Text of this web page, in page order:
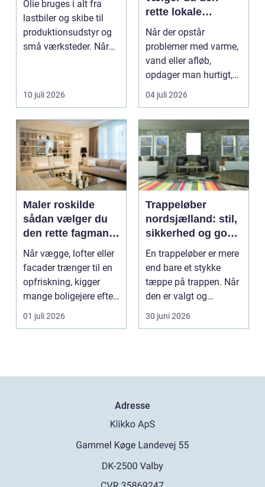
Olie bruges i alt fra
lastbiler og skibe til
produktionsudstyr og
små værksteder. Når
10 juli 2026
rette lokale
installatør
Når der opstår
problemer med varme,
vand eller afløb,
opdager man hurtigt,
hvor afhængig
hverdagen e...
04 juli 2026
Maler roskilde
sådan vælger du
den rette fagmand
til opgaven
Når vægge, lofter eller
facader trænger til en
opfriskning, kigger
mange boligejere efter
en maler R...
01 juli 2026
Trappeløber
nordsjælland: stil,
sikkerhed og god
akustik i hjemmet
En trappeløber er mere
end bare et stykke
tæppe på trappen. Når
den er valgt og
monteret rigtigt, gi...
30 juni 2026
Adresse